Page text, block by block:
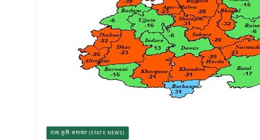
राज्य कृषि समाचार (STATE NEWS)